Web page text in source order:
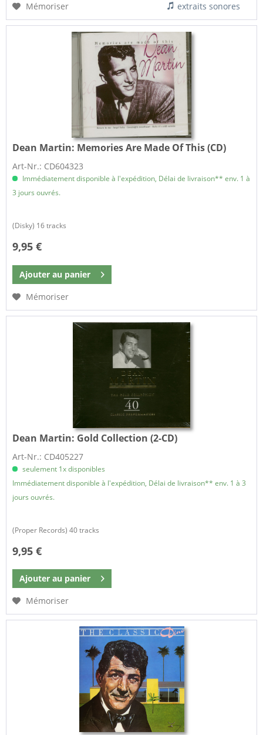
Mémoriser
extraits sonores
Dean Martin: Memories Are Made Of This (CD)
Art-Nr.: CD604323
Immédiatement disponible à l'expédition, Délai de livraison** env. 1 à
3 jours ouvrés.
(Disky) 16 tracks
9,95 €
Ajouter au panier
Mémoriser
Dean Martin: Gold Collection (2-CD)
Art-Nr.: CD405227
seulement 1x disponibles
Immédiatement disponible à l'expédition, Délai de livraison** env. 1 à 3
jours ouvrés.
(Proper Records) 40 tracks
9,95 €
Ajouter au panier
Mémoriser